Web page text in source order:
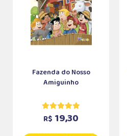
Fazenda do Nosso
Amiguinho
R$ 19,30